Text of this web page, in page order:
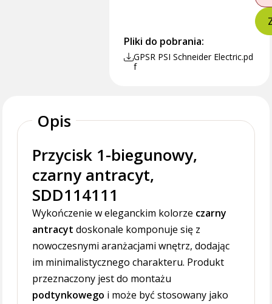
Pliki do pobrania:
GPSR PSI Schneider Electric.pd
f
Opis
Przycisk 1-biegunowy,
czarny antracyt,
SDD114111
Wykończenie w eleganckim kolorze czarny
antracyt doskonale komponuje się z
nowoczesnymi aranżacjami wnętrz, dodając
im minimalistycznego charakteru. Produkt
przeznaczony jest do montażu
podtynkowego i może być stosowany jako